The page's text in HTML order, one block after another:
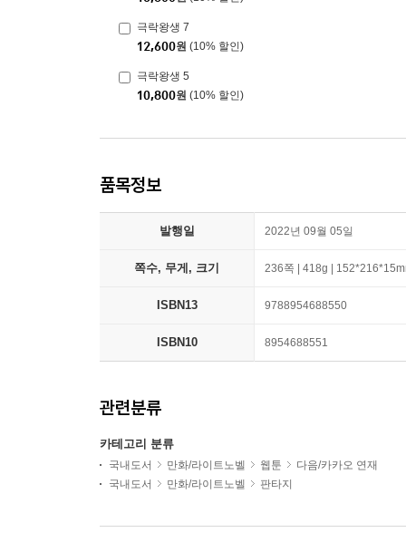
극락왕생 7
12,600원 (10% 할인)
극락왕생 5
10,800원 (10% 할인)
품목정보
발행일 2022년 09월 05일
쪽수, 무게, 크기 236쪽 | 418g |
ISBN13 9788954688550
ISBN10 8954688551
관련분류
카테고리 분류
국내도서 만화/라이트노벨 웹툰
다음/카카오 연재
국내도서
만화/라이트노벨 판타지